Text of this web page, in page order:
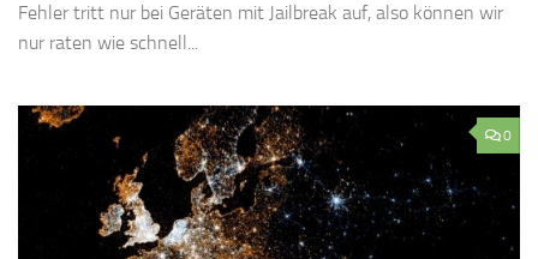
Fehler tritt nur bei Geräten mit Jailbreak auf, also können wir
nur raten wie schnell...
0